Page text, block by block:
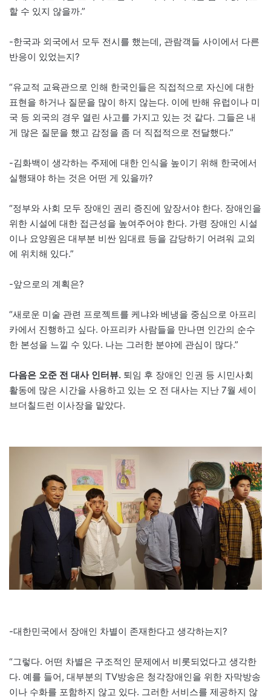
할 수 있지 않을까.”
-한국과 외국에서 모두 전시를 했는데, 관람객들 사이에서 다른
반응이 있었는지?
“유교적 교육관으로 인해 한국인들은 직접적으로 자신에 대한
표현을 하거나 질문을 많이 하지 않는다. 이에 반해 유럽이나 미
국 등 외국의 경우 열린 사고를 가지고 있는 것 같다. 그들은 내
게 많은 질문을 했고 감정을 좀 더 직접적으로 전달했다.”
-김화백이 생각하는 주제에 대한 인식을 높이기 위해 한국에서
실행돼야 하는 것은 어떤 게 있을까?
“정부와 사회 모두 장애인 권리 증진에 앞장서야 한다. 장애인을
위한 시설에 대한 접근성을 높여주어야 한다. 가령 장애인 시설
이나 요양원은 대부분 비싼 임대료 등을 감당하기 어려워 교외
에 위치해 있다.”
-앞으로의 계획은?
“새로운 미술 관련 프로젝트를 케냐와 베냉을 중심으로 아프리
카에서 진행하고 싶다. 아프리카 사람들을 만나면 인간의 순수
한 본성을 느낄 수 있다. 나는 그러한 분야에 관심이 많다.”
다음은 오준 전 대사 인터뷰. 퇴임 후 장애인 인권 등 시민사회
활동에 많은 시간을 사용하고 있는 오 전 대사는 지난 7월 세이
브더칠드런 이사장을 맡았다.
-대한민국에서 장애인 차별이 존재한다고 생각하는지?
“그렇다. 어떤 차별은 구조적인 문제에서 비롯되었다고 생각한
다. 예를 들어, 대부분의 TV방송은 청각장애인을 위한 자막방송
이나 수화를 포함하지 않고 있다. 그러한 서비스를 제공하지 않